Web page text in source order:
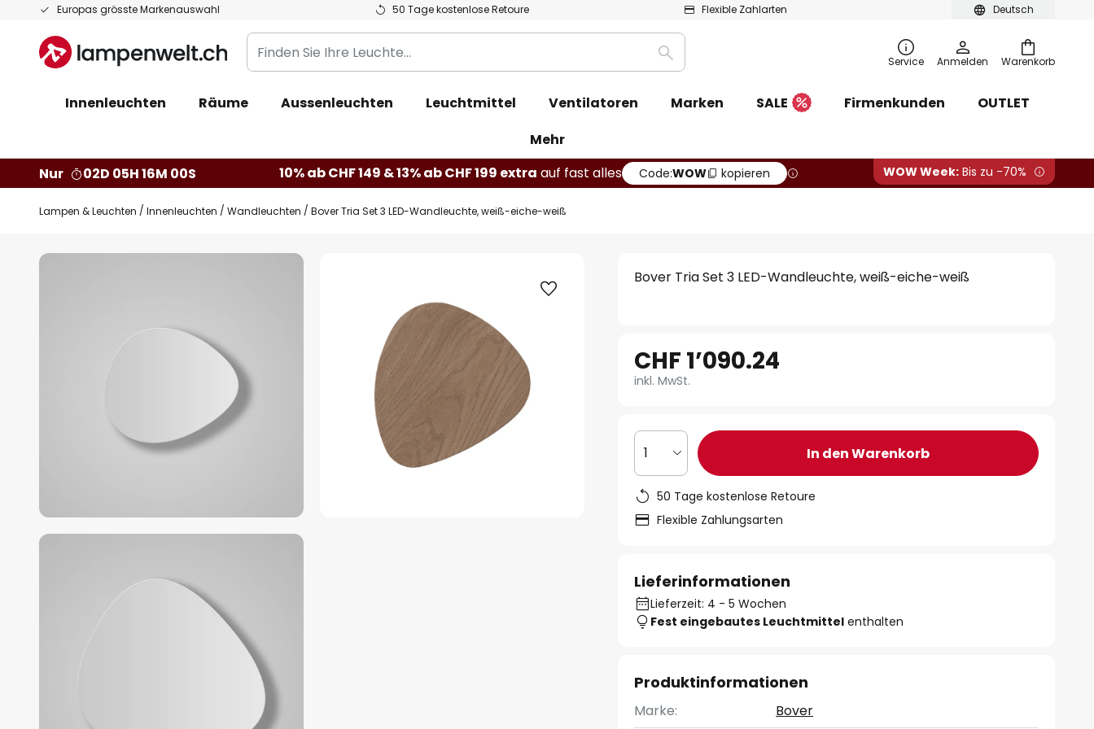
Deutsch
Europas grösste Markenauswahl 50 Tage kostenlose Retoure Flexible Zahlarten
Zum
springen
Warenkorb
Finden
Sie
Leuchte...
Suche Service Anmelden
Innenleuchten Räume Aussenleuchten Leuchtmittel Ventilatoren Marken SALE Firmenkunden
OUTLET
Mehr
Nur
02D 05H 15M 59S 10% ab CHF 149 & 13% ab CHF 199 extra auf fast alles Code:WOW kopieren WOW Week: Bis zu -70%
Lampen & Leuchten Innenleuchten Wandleuchten Bover Tria Set 3 LED-Wandleuchte, weiß-eiche-weiß
Zum
Bover Tria Set 3 LED-Wandleuchte, weiß-eiche-weiß
CHF 1’090.24
inkl. MwSt.
1 In den Warenkorb
50 Tage kostenlose Retoure
Flexible Zahlungsarten
Lieferinformationen
Lieferzeit: 4 - 5 Wochen
Fest eingebautes Leuchtmittel enthalten
Produktinformationen
Marke:
Bover